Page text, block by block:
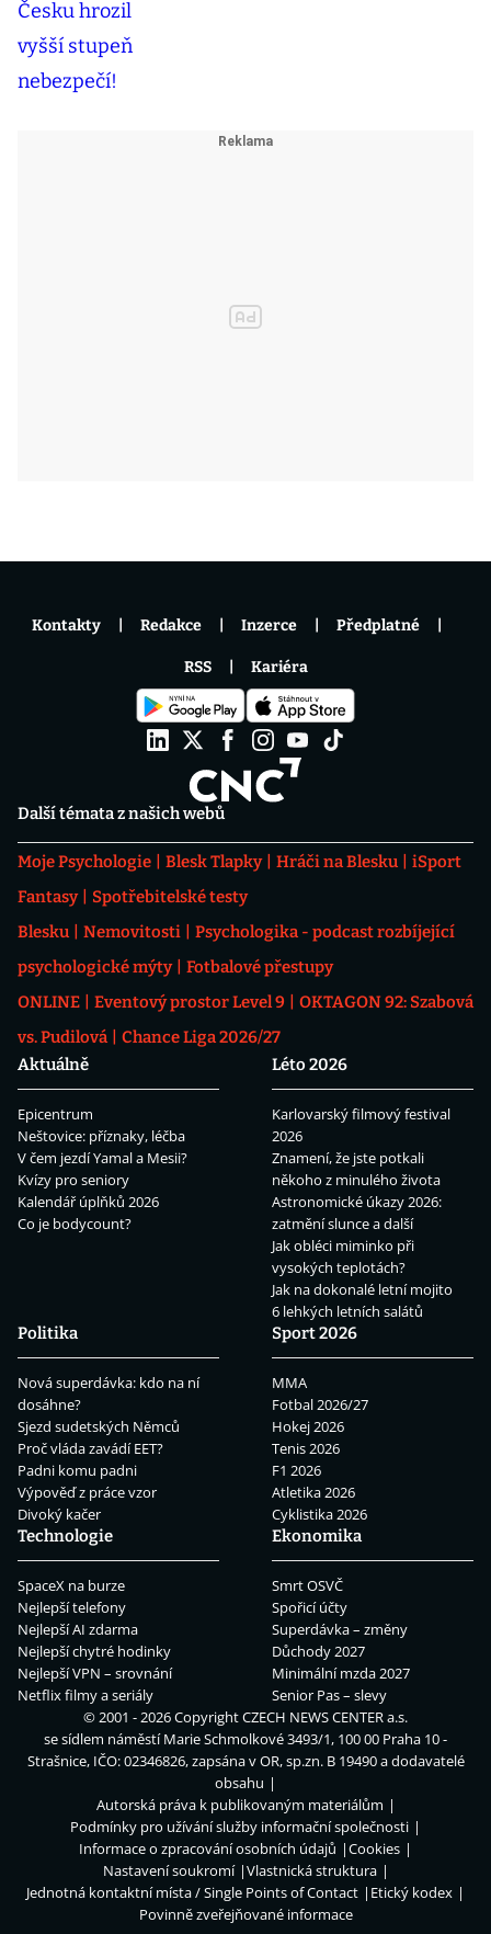
Další témata z našich webů
Moje Psychologie Blesk Tlapky Hráči na Blesku
iSport
Fantasy
Spotřebitelské testy
Blesku
Nemovitosti
Psychologika - podcast rozbíjející
psychologické mýty
Fotbalové přestupy
ONLINE
Eventový prostor Level 9
OKTAGON 92: Szabová
vs. Pudilová
Chance Liga 2026/27
Aktuálně
Epicentrum
Neštovice: příznaky, léčba
V čem jezdí Yamal a Mesii?
Kvízy pro seniory
Kalendář úplňků 2026
Co je bodycount?
Léto 2026
Karlovarský filmový festival
2026
Znamení, že jste potkali
někoho z minulého života
Astronomické úkazy 2026:
zatmění slunce a další
Jak obléci miminko při
vysokých teplotách?
Jak na dokonalé letní mojito
6 lehkých letních salátů
Politika
Nová superdávka: kdo na ní
dosáhne?
Sjezd sudetských Němců
Proč vláda zavádí EET?
Padni komu padni
Výpověď z práce vzor
Divoký kačer
Sport 2026
MMA
Fotbal 2026/27
Hokej 2026
Tenis 2026
F1 2026
Atletika 2026
Cyklistika 2026
Technologie
SpaceX na burze
Nejlepší telefony
Nejlepší AI zdarma
Nejlepší chytré hodinky
Nejlepší VPN – srovnání
Netflix filmy a seriály
Ekonomika
Smrt OSVČ
Spořicí účty
Superdávka – změny
Důchody 2027
Minimální mzda 2027
Senior Pas – slevy
Kontakty Redakce Inzerce Předplatné
RSS Kariéra
© 2001 - 2026 CopyrightCZECH NEWS CENTER a.s.
se sídlem náměstí Marie Schmolkové 3493/1, 100 00 Praha 10 -
Strašnice, IČO: 02346826, zapsána v OR, sp.zn. B 19490 a dodavatelé
obsahu
Autorská práva k publikovaným materiálům
Podmínky pro užívání služby informační společnosti
Informace o zpracování osobních údajů
Cookies
Nastavení soukromí
Vlastnická struktura
Jednotná kontaktní místa / Single Points of Contact
Etický kodex
Povinně zveřejňované informace